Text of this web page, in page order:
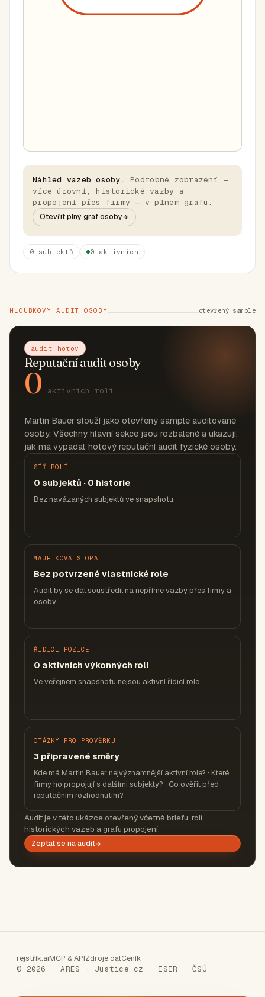
Náhled vazeb osoby.
Podrobné zobrazení —
více úrovní, historické vazby a
propojení přes firmy — v plném grafu.
Otevřít plný graf osoby
0 subjektů 0 aktivních
HLOUBKOVÝ AUDIT OSOBY otevřený sample
audit hotov
Reputační audit osoby
0 aktivních rolí
Martin Bauer slouží jako otevřený sample auditované
osoby. Všechny hlavní sekce jsou rozbalené a ukazují,
jak má vypadat hotový reputační audit fyzické osoby.
SÍŤ ROLÍ
0 subjektů · 0 historie
Bez navázaných subjektů ve snapshotu.
MAJETKOVÁ STOPA
Bez potvrzené vlastnické role
Audit by se dál soustředil na nepřímé vazby přes firmy a
osoby.
ŘÍDICÍ POZICE
0 aktivních výkonných rolí
Ve veřejném snapshotu nejsou aktivní řídicí role.
OTÁZKY PRO PROVĚRKU
3 připravené směry
Kde má Martin Bauer nejvýznamnější aktivní role? · Které
firmy ho propojují s dalšími subjekty? · Co ověřit před
reputačním rozhodnutím?
Audit je v této ukázce otevřený včetně briefu, rolí,
historických vazeb a grafu propojení.
Zeptat se na audit
rejstřík.aiMCP & APIZdroje datCeník
© 2026 · ARES · Justice.cz · ISIR · ČSÚ